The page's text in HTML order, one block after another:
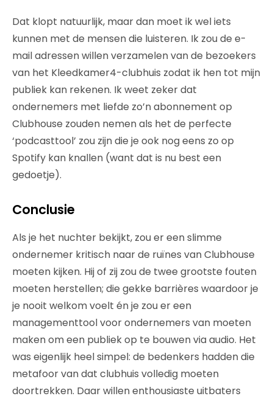
Dat klopt natuurlijk, maar dan moet ik wel iets
kunnen met de mensen die luisteren. Ik zou de e-
mail adressen willen verzamelen van de bezoekers
van het Kleedkamer4-clubhuis zodat ik hen tot mijn
publiek kan rekenen. Ik weet zeker dat
ondernemers met liefde zo’n abonnement op
Clubhouse zouden nemen als het de perfecte
‘podcasttool’ zou zijn die je ook nog eens zo op
Spotify kan knallen (want dat is nu best een
gedoetje).
Conclusie
Als je het nuchter bekijkt, zou er een slimme
ondernemer kritisch naar de ruïnes van Clubhouse
moeten kijken. Hij of zij zou de twee grootste fouten
moeten herstellen; die gekke barrières waardoor je
je nooit welkom voelt én je zou er een
managementtool voor ondernemers van moeten
maken om een publiek op te bouwen via audio. Het
was eigenlijk heel simpel: de bedenkers hadden die
metafoor van dat clubhuis volledig moeten
doortrekken. Daar willen enthousiaste uitbaters